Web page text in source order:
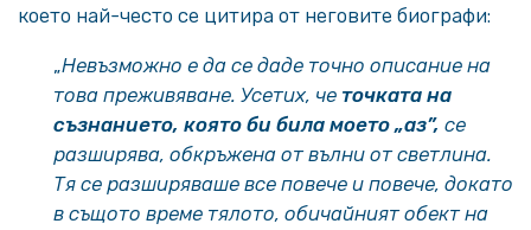
което най-често се цитира от неговите биографи:
„Невъзможно е да се даде точно описание на
това преживяване. Усетих, че точката на
съзнанието, която би била моето „аз”, се
разширява, обкръжена от вълни от светлина.
Тя се разширяваше все повече и повече, докато
в същото време тялото, обичайният обект на